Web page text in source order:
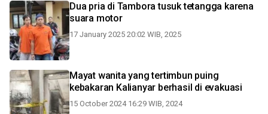
Dua pria di Tambora tusuk tetangga karena
suara motor
17 January 2025 20:02 WIB, 2025
Mayat wanita yang tertimbun puing
kebakaran Kalianyar berhasil di evakuasi
15 October 2024 16:29 WIB, 2024